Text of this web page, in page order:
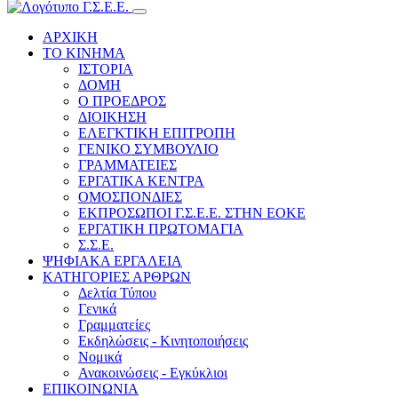
ΑΡΧΙΚΗ
ΤΟ ΚΙΝΗΜΑ
ΙΣΤΟΡΙΑ
ΔΟΜΗ
Ο ΠΡΟΕΔΡΟΣ
ΔΙΟΙΚΗΣΗ
ΕΛΕΓΚΤΙΚΗ ΕΠΙΤΡΟΠΗ
ΓΕΝΙΚΟ ΣΥΜΒΟΥΛΙΟ
ΓΡΑΜΜΑΤΕΙΕΣ
ΕΡΓΑΤΙΚΑ ΚΕΝΤΡΑ
ΟΜΟΣΠΟΝΔΙΕΣ
ΕΚΠΡΟΣΩΠΟΙ Γ.Σ.Ε.Ε. ΣΤΗΝ ΕΟΚΕ
ΕΡΓΑΤΙΚΗ ΠΡΩΤΟΜΑΓΙΑ
Σ.Σ.Ε.
ΨΗΦΙΑΚΑ ΕΡΓΑΛΕΙΑ
ΚΑΤΗΓΟΡΙΕΣ ΑΡΘΡΩΝ
Δελτία Τύπου
Γενικά
Γραμματείες
Εκδηλώσεις - Κινητοποιήσεις
Νομικά
Ανακοινώσεις - Εγκύκλιοι
ΕΠΙΚΟΙΝΩΝΙΑ